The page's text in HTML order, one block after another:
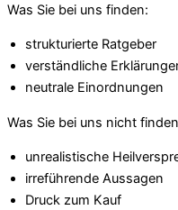
Was Sie bei uns finden:
strukturierte Ratgeber
verständliche
neutrale Einordnungen
Was Sie bei uns nicht
unrealistische
irreführende Aussagen
Druck zum Kauf